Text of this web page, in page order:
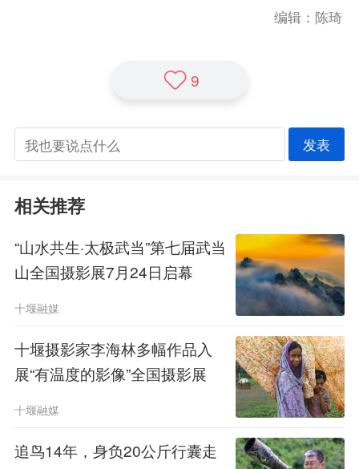
编辑：陈琦
9
发表
相关推荐
“山水共生·太极武当”第七届武当
山全国摄影展7月24日启幕
十堰融媒
十堰摄影家李海林多幅作品入
展“有温度的影像”全国摄影展
十堰融媒
追鸟14年，身负20公斤行囊走